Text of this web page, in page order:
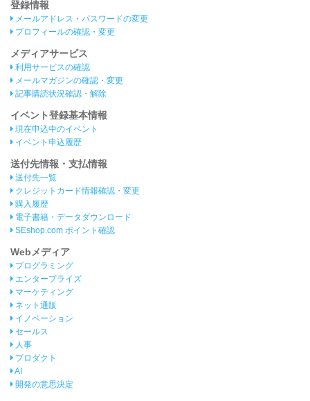
登録情報
メールアドレス・パスワードの変更
プロフィールの確認・変更
メディアサービス
利用サービスの確認
メールマガジンの確認・変更
記事購読状況確認・解除
イベント登録基本情報
現在申込中のイベント
イベント申込履歴
送付先情報・支払情報
送付先一覧
クレジットカード情報確認・変更
購入履歴
電子書籍・データダウンロード
SEshop.com ポイント確認
Webメディア
プログラミング
エンタープライズ
マーケティング
ネット通販
イノベーション
セールス
人事
プロダクト
AI
開発の意思決定